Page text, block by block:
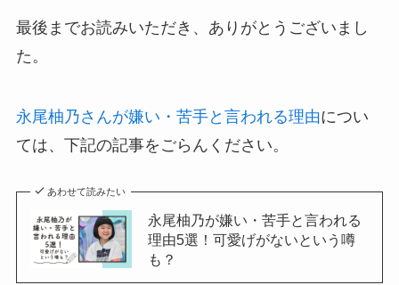
最後までお読みいただき、ありがとうございまし
た。
永尾柚乃さんが嫌い・苦手と言われる理由につい
ては、下記の記事をごらんください。
あわせて読みたい
永尾柚乃が嫌い・苦手と言われる
理由5選！可愛げがないという噂
も？